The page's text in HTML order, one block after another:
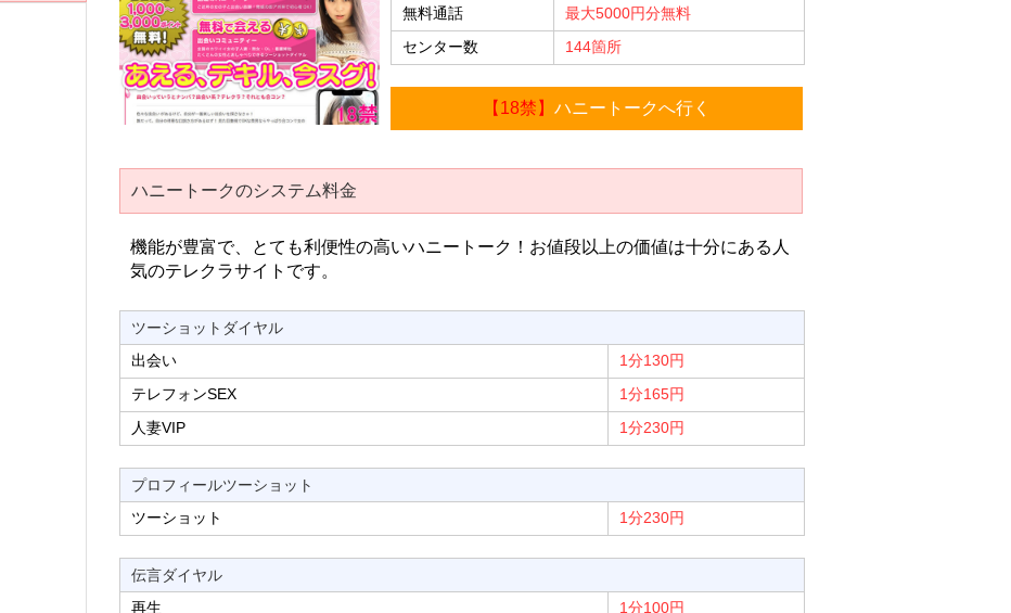
無料通話
最大5000円分無料
センター数
144箇所
【18禁】 ハニートークへ行く
ハニートークのシステム料金
機能が豊富で、とても利便性の高いハニートーク！お値段以上の価値は十分にある人
気のテレクラサイトです。
ツーショットダイヤル
出会い
1分130円
テレフォンSEX
1分165円
人妻VIP
1分230円
プロフィールツーショット
ツーショット
1分230円
伝言ダイヤル
再生
1分100円